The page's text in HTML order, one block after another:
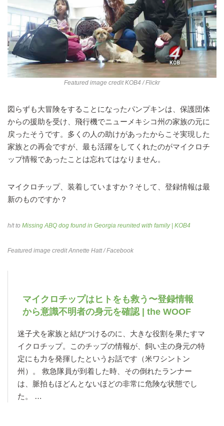
Featured image creditKOB4 / Flickr
図らずも大冒険をすることになったパンプキンは、保護団体
からの援助を受け、飛行機でニューメキシコ州の家族の元に
戻ったそうです。多くの人の助けがあったからこそ実現した
家族との再会ですが、最も活躍をしてくれたのがマイクロチ
ップ情報であったことは忘れてはなりません。
マイクロチップ、装着していますか？そして、登録情報は最
新のものですか？
h/t to Missing ABQ dog found in Georgia reunited with family | KOB4
Featured image creditAnnette Hatt/ Facebook
マイクロチップはヒトをも救う〜登録情報
から意識不明者の身元を確認 | the WOOF
迷子犬を家族と結びつけるのに、大きな役割を果たすマ
イクロチップ。このチップの情報が、飼い主の身元の特
定にも力を発揮したというお話です（米ワシントン
州）。 救急隊員が到着した時、その倒れたランナー
は、脈拍もほどんとないほどの非常に危険な状態でし
た。 …